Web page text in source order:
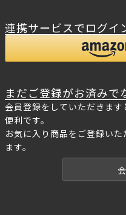
連携サービスでログイ
まだご登録がお済みで
会員登録をしていただきま
便利です。
お気に入り商品をご登録い
ます。